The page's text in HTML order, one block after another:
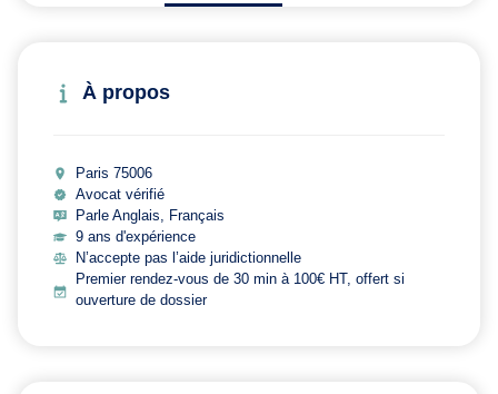
À propos
Paris 75006
Avocat vérifié
Parle Anglais, Français
9 ans d'expérience
N’accepte pas l’aide juridictionnelle
Premier rendez-vous de 30 min à 100€ HT, offert si
ouverture de dossier